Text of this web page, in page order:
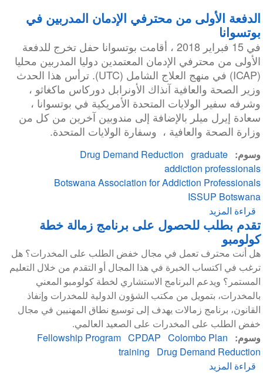
الدفعة الأولى من محترفي الإدمان المدربين في
بوتسوانا
في 15 فبراير 2018 ، أقامت بوتسوانا حفل تخرج للدفعة
الأولى من محترفي الإدمان المعتمدين دوليا المدربين محليا
(ICAP) في منهج العلاج الشامل (UTC). ترأس هذا الحدث
وزير الصحة والعافية آنذاك الأونرابل دوركاس ماكغاثو ،
وشرفه سفير الولايات المتحدة الأمريكية في بوتسوانا ،
سعادة إيرل ميلر بالإضافة إلى مندوبين آخرين من كل من
وزارة الصحة والعافية ، وسفارة الولايات المتحدة.
وسوم graduate
Drug Demand Reduction
addiction professionals
Botswana Association for Addiction Professionals
ISSUP Botswana
قراءة المزيد
الدفعة
من
محترفي
الإدمان
المدربين
في
بوتسوانا
تقدم بطلب للحصول على برنامج زمالة خطة
كولومبو
هل أنت محترف تعمل في مجال خفض الطلب على المخدرات؟ هل
ترغب في اكتساب الخبرة في هذا المجال أو التقدم من خلال التعليم
المستمر؟ ويدعم البرنامج الاستشاري لخطة كولومبو المعني
بالمخدرات، بتمويل من مكتب الشؤون الدولية للمخدرات وإنفاذ
القانون، برنامج زمالات يهدف إلى توسيع نطاق المهنيين في مجال
خفض الطلب على المخدرات على الصعيد العالمي.
وسوم
Colombo Plan
CPDAP
Fellowship Program
Drug Demand Reduction
training
قراءة المزيد